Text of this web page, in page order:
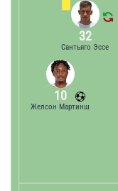
32
Сантьяго Эссе
10
Желсон Мартинш